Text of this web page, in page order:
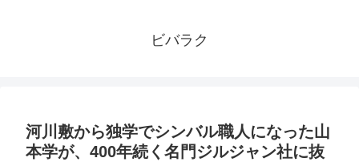
ビバラク
河川敷から独学でシンバル職人になった山
本学が、400年続く名門ジルジャン社に抜